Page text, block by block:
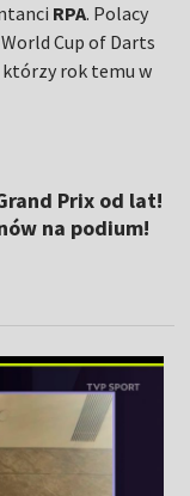
RPA. Polacy
Cup of Darts
którzy rok temu w
Prix od lat!
na podium!